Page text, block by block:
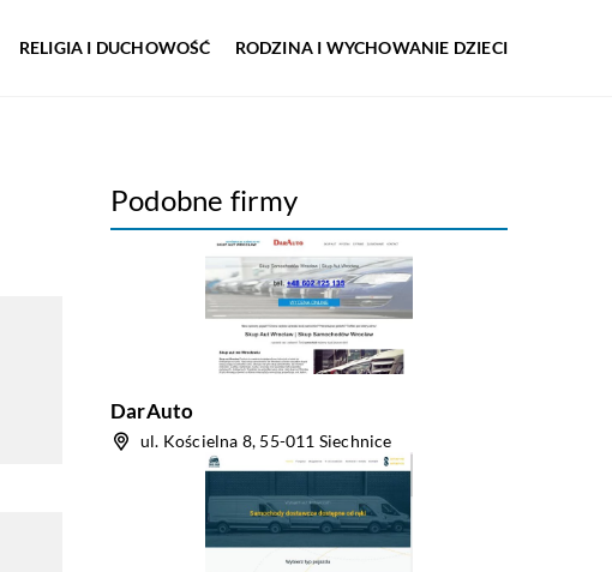
RELIGIA I DUCHOWOŚĆ RODZINA I WYCHOWANIE DZIECI
Podobne firmy
DarAuto
ul. Kościelna 8, 55-011 Siechnice